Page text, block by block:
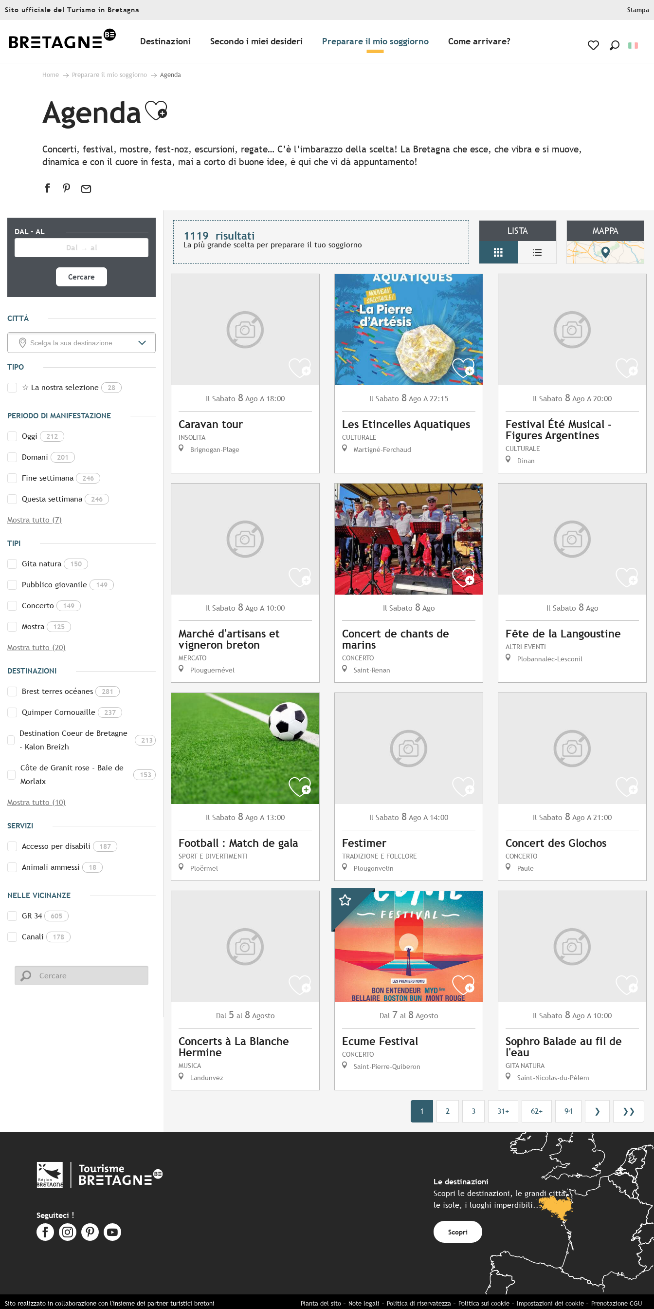
Aller
principal
Sito ufficiale del Turismo in Bretagna Stampa
Destinazioni Secondo i miei desideri Preparare il mio soggiorno Come arrivare?
Home Preparare il mio soggiorno Agenda
AgendaAjouter aux favoris
Concerti, festival, mostre, fest-noz, escursioni, regate… C’è l’imbarazzo della scelta! La Bretagna che esce, che vibra e si muove,
dinamica e con il cuore in festa, mai a corto di buone idee, è qui che vi dà appuntamento!
DAL - AL
Cercare
CITTÀ
TIPO
☆ La nostra selezione 28
PERIODO DI MANIFESTAZIONE
Oggi 212
Domani 201
Fine settimana 246
Questa settimana 246
Mostra tutto (7)
TIPI
Gita natura 150
Pubblico giovanile 149
Concerto 149
Mostra 125
Mostra tutto (20)
DESTINAZIONI
Brest terres océanes 281
Quimper Cornouaille 237
Destination Coeur de Bretagne
- Kalon Breizh
213
Côte de Granit rose - Baie de
Morlaix
153
Mostra tutto (10)
SERVIZI
Accesso per disabili 187
Animali ammessi 18
NELLE VICINANZE
GR 34 605
Canali 178
1119 risultati
La più grande scelta per preparare il tuo soggiorno
LISTA MAPPA
Il Sabato 8 Ago A 18:00
Caravan tour
INSOLITA
Brignogan-Plage
Il Sabato 8 Ago A 22:15
Les Etincelles Aquatiques
CULTURALE
Martigné-Ferchaud
Il Sabato 8 Ago A 20:00
Festival Été Musical -
Figures Argentines
CULTURALE
Dinan
Il Sabato 8 Ago A 10:00
Marché d'artisans et
vigneron breton
MERCATO
Plouguernével
Il Sabato 8 Ago
Concert de chants de
marins
CONCERTO
Saint-Renan
Il Sabato 8 Ago
Fête de la Langoustine
ALTRI EVENTI
Plobannalec-Lesconil
Il Sabato 8 Ago A 13:00
Football : Match de gala
SPORT E DIVERTIMENTI
Ploërmel
Il Sabato 8 Ago A 14:00
Festimer
TRADIZIONE E FOLCLORE
Plougonvelin
Il Sabato 8 Ago A 21:00
Concert des Glochos
CONCERTO
Paule
Dal 5 al 8 Agosto
Concerts à La Blanche
Hermine
MUSICA
Landunvez
Dal 7 al 8 Agosto
Ecume Festival
CONCERTO
Saint-Pierre-Quiberon
Il Sabato 8 Ago A 10:00
Sophro Balade au fil de
l'eau
GITA NATURA
Saint-Nicolas-du-Pélem
1 2 3 31+ 62+ 94 ❯ ❯❯
Seguiteci !
Le destinazioni
Scopri le destinazioni, le grandi città,
le isole, i luoghi imperdibili...
Scopri
Sito realizzato in collaborazione con l'insieme dei partner turistici bretoni Pianta del sito Note legali Politica di riservatezza Politica sui cookie Impostazioni dei cookie Prenotazione CGU